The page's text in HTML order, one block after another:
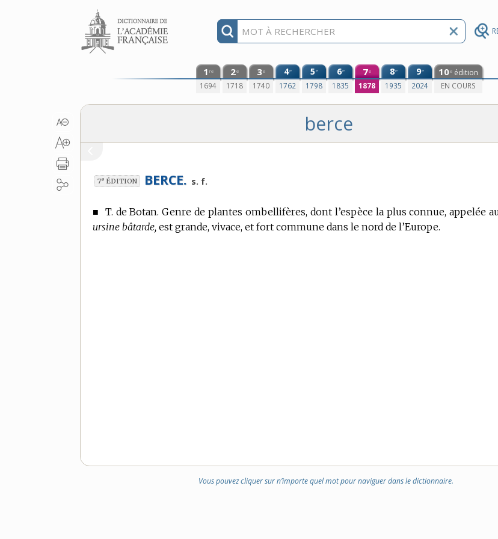
Aller au contenu
1 re
1694
2e
1718
3e
1740
4e
1762
5e
1798
6e
1835
7e
1878
8e
1935
9e
2024
10e édition
EN COURS
berce
7e ÉDITION BERCE. s. f.
■ T. de Botan. Genre de plantes ombellifères, dont l’espèce la plus connue, appelée
ursine bâtarde, est grande, vivace, et fort commune dans le nord de l’Europe.
Vous pouvez cliquer sur n’importe quel mot pour naviguer dans le dictionnaire.